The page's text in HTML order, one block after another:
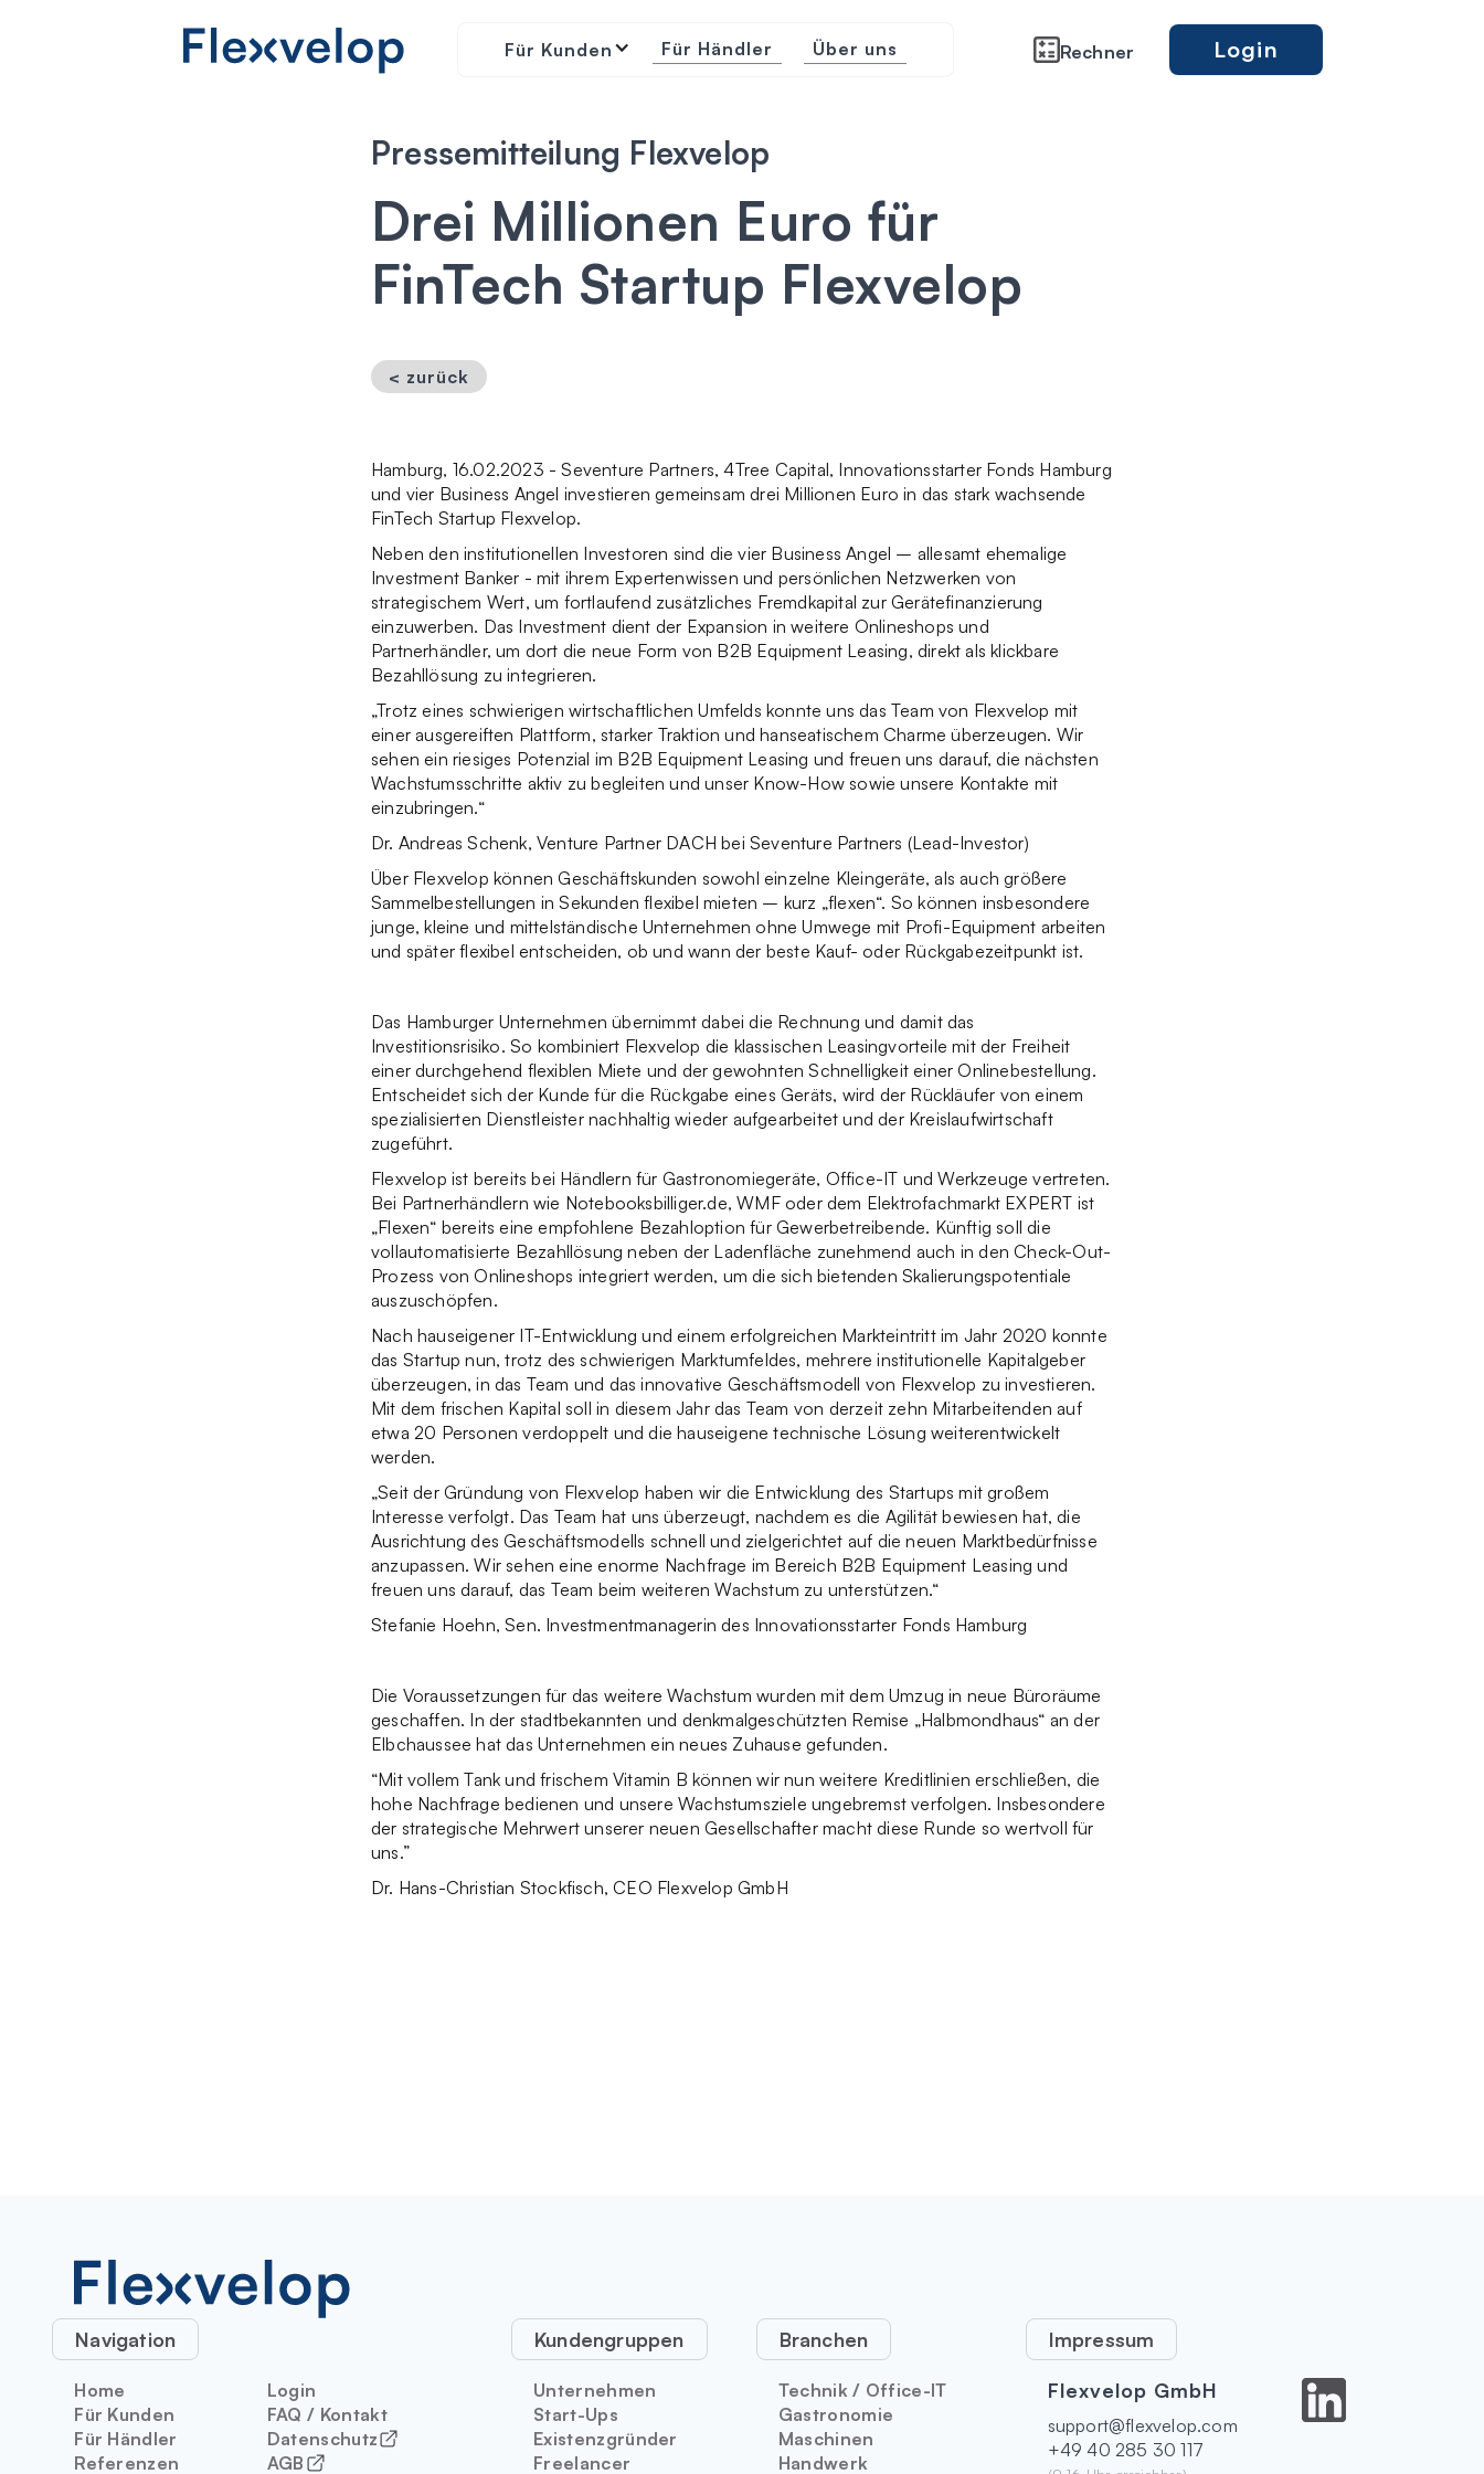
Für Kunden Für Händler Über uns Rechner Login
Pressemitteilung Flexvelop
Drei Millionen Euro für
FinTech Startup Flexvelop
< zurück
Hamburg, 16.02.2023 - Seventure Partners, 4Tree Capital, Innovationsstarter Fonds Hamburg
und vier Business Angel investieren gemeinsam drei Millionen Euro in das stark wachsende
FinTech Startup Flexvelop.
Neben den institutionellen Investoren sind die vier Business Angel – allesamt ehemalige
Investment Banker - mit ihrem Expertenwissen und persönlichen Netzwerken von
strategischem Wert, um fortlaufend zusätzliches Fremdkapital zur Gerätefinanzierung
einzuwerben. Das Investment dient der Expansion in weitere Onlineshops und
Partnerhändler, um dort die neue Form von B2B Equipment Leasing, direkt als klickbare
Bezahllösung zu integrieren.
„Trotz eines schwierigen wirtschaftlichen Umfelds konnte uns das Team von Flexvelop mit
einer ausgereiften Plattform, starker Traktion und hanseatischem Charme überzeugen. Wir
sehen ein riesiges Potenzial im B2B Equipment Leasing und freuen uns darauf, die nächsten
Wachstumsschritte aktiv zu begleiten und unser Know-How sowie unsere Kontakte mit
einzubringen.“
Dr. Andreas Schenk, Venture Partner DACH bei Seventure Partners (Lead-Investor)
Über Flexvelop können Geschäftskunden sowohl einzelne Kleingeräte, als auch größere
Sammelbestellungen in Sekunden flexibel mieten – kurz „flexen“. So können insbesondere
junge, kleine und mittelständische Unternehmen ohne Umwege mit Profi-Equipment arbeiten
und später flexibel entscheiden, ob und wann der beste Kauf- oder Rückgabezeitpunkt ist.
Das Hamburger Unternehmen übernimmt dabei die Rechnung und damit das
Investitionsrisiko. So kombiniert Flexvelop die klassischen Leasingvorteile mit der Freiheit
einer durchgehend flexiblen Miete und der gewohnten Schnelligkeit einer Onlinebestellung.
Entscheidet sich der Kunde für die Rückgabe eines Geräts, wird der Rückläufer von einem
spezialisierten Dienstleister nachhaltig wieder aufgearbeitet und der Kreislaufwirtschaft
zugeführt.
Flexvelop ist bereits bei Händlern für Gastronomiegeräte, Office-IT und Werkzeuge vertreten.
Bei Partnerhändlern wie Notebooksbilliger.de, WMF oder dem Elektrofachmarkt EXPERT ist
„Flexen“ bereits eine empfohlene Bezahloption für Gewerbetreibende. Künftig soll die
vollautomatisierte Bezahllösung neben der Ladenfläche zunehmend auch in den Check-Out-
Prozess von Onlineshops integriert werden, um die sich bietenden Skalierungspotentiale
auszuschöpfen.
Nach hauseigener IT-Entwicklung und einem erfolgreichen Markteintritt im Jahr 2020 konnte
das Startup nun, trotz des schwierigen Marktumfeldes, mehrere institutionelle Kapitalgeber
überzeugen, in das Team und das innovative Geschäftsmodell von Flexvelop zu investieren.
Mit dem frischen Kapital soll in diesem Jahr das Team von derzeit zehn Mitarbeitenden auf
etwa 20 Personen verdoppelt und die hauseigene technische Lösung weiterentwickelt
werden.
„Seit der Gründung von Flexvelop haben wir die Entwicklung des Startups mit großem
Interesse verfolgt. Das Team hat uns überzeugt, nachdem es die Agilität bewiesen hat, die
Ausrichtung des Geschäftsmodells schnell und zielgerichtet auf die neuen Marktbedürfnisse
anzupassen. Wir sehen eine enorme Nachfrage im Bereich B2B Equipment Leasing und
freuen uns darauf, das Team beim weiteren Wachstum zu unterstützen.“
Stefanie Hoehn, Sen. Investmentmanagerin des Innovationsstarter Fonds Hamburg
Die Voraussetzungen für das weitere Wachstum wurden mit dem Umzug in neue Büroräume
geschaffen. In der stadtbekannten und denkmalgeschützten Remise „Halbmondhaus“ an der
Elbchaussee hat das Unternehmen ein neues Zuhause gefunden.
“Mit vollem Tank und frischem Vitamin B können wir nun weitere Kreditlinien erschließen, die
hohe Nachfrage bedienen und unsere Wachstumsziele ungebremst verfolgen. Insbesondere
der strategische Mehrwert unserer neuen Gesellschafter macht diese Runde so wertvoll für
uns.”
Dr. Hans-Christian Stockfisch, CEO Flexvelop GmbH
Navigation
Home
Für Kunden
Für Händler
Referenzen
Login
FAQ / Kontakt
Datenschutz
AGB
Kundengruppen
Unternehmen
Start-Ups
Existenzgründer
Freelancer
Branchen
Technik / Office-IT
Gastronomie
Maschinen
Handwerk
Impressum
Flexvelop GmbH
support@flexvelop.com
+49 40 285 30 117